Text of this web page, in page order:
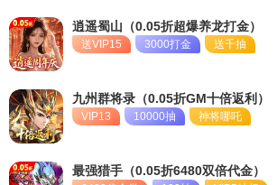
单日大额福利
逍遥蜀山（0.05折超爆养龙打金）
送VIP15 3000打金 送千抽
九州群将录（0.05折GM十倍返利）
VIP13 10000抽 神将哪吒
最强猎手（0.05折6480双倍代金）